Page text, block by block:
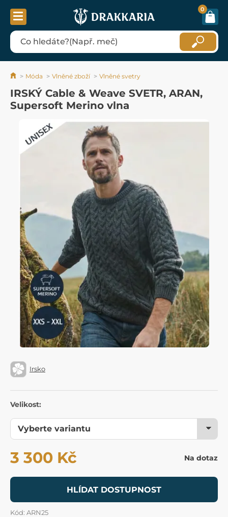
0
Móda Vlněné zboží Vlněné svetry
IRSKÝ Cable & Weave SVETR, ARAN,
Supersoft Merino vlna
Irsko
Velikost:
3 300 Kč Na dotaz
HLÍDAT DOSTUPNOST
Kód: ARN25